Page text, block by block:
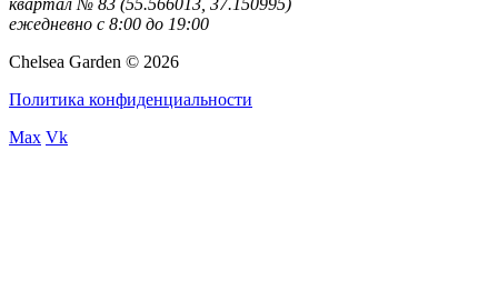
квартал № 83 (55.566013, 37.150995)
ежедневно с 8:00 до 19:00
Chelsea Garden © 2026
Политика конфиденциальности
Max Vk